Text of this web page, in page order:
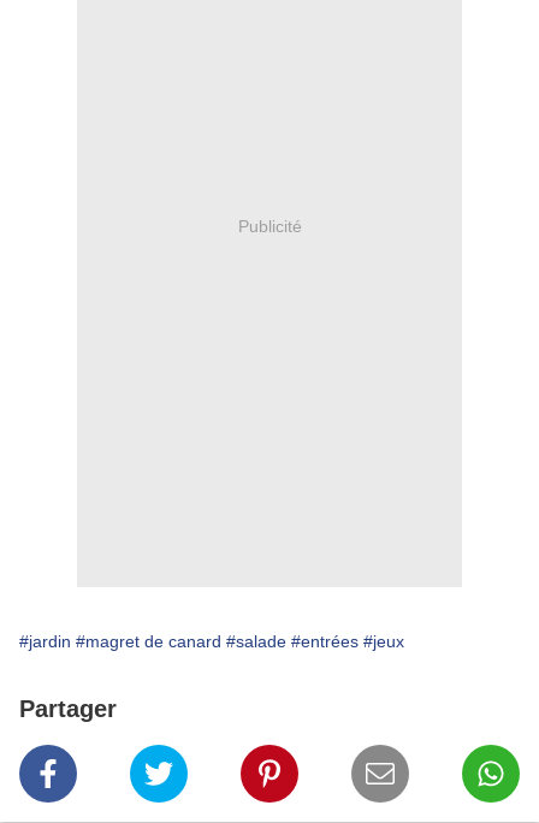
Publicité
#jardin #magret de canard #salade #entrées #jeux
Partager